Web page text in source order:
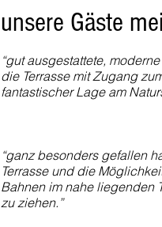
unsere Gäste
“gut ausgestattete,
die Terrasse mit Zugang
fantastischer Lage am
“ganz besonders gefallen
Terrasse und die
Bahnen im nahe liegenden
zu ziehen.”